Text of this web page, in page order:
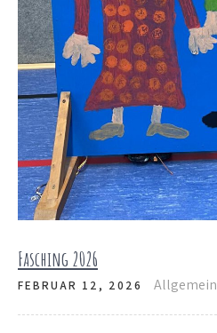
Fasching 2026
FEBRUAR 12, 2026 Allgemein